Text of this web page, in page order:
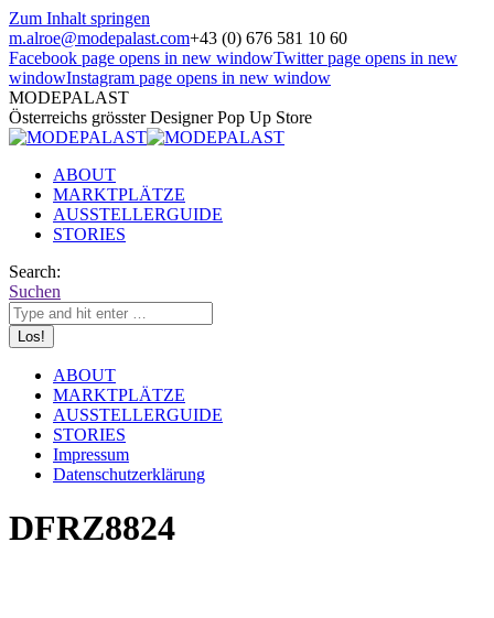
Zum Inhalt springen
m.alroe@modepalast.com+43 (0) 676 581 10 60
Facebook page opens in new windowTwitter page opens in new
windowInstagram page opens in new window
MODEPALAST
Österreichs grösster Designer Pop Up Store
ABOUT
MARKTPLÄTZE
AUSSTELLERGUIDE
STORIES
Search:
Suchen
ABOUT
MARKTPLÄTZE
AUSSTELLERGUIDE
STORIES
Impressum
Datenschutzerklärung
DFRZ8824